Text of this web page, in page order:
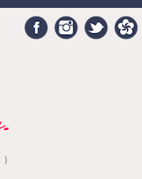
FacebookInstagramTwitter
}